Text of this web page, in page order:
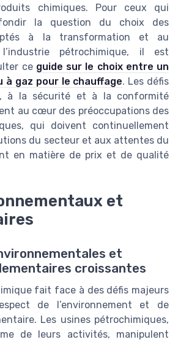
chimiques. Pour ceux qui
la question du choix des
à la transformation et au
pétrochimique, il est
ce guide sur le choix entre un
à gaz pour le chauffage. Les défis
à la sécurité et à la conformité
au cœur des préoccupations des
qui doivent continuellement
du secteur et aux attentes du
en matière de prix et de qualité
et
et
croissantes
fait face à des défis majeurs
de l’environnement et de
Les usines pétrochimiques,
de leurs activités, manipulent